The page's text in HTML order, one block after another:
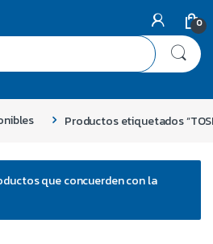
0
Productos etiquetados
que concuerden con la